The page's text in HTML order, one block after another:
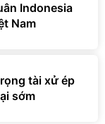
Indonesia
Nam
tài xử ép
sớm